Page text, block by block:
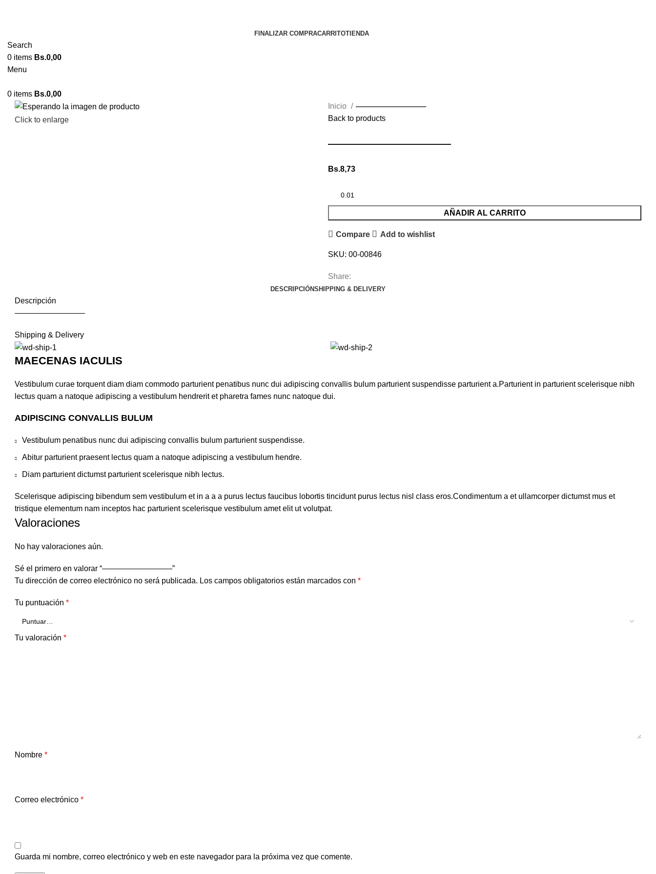
FINALIZAR COMPRACARRITOTIENDA
Search
0 items Bs.0,00
Menu
0 items Bs.0,00
Click to enlarge
Inicio
—————————
Back to products
—————————
Bs.8,73
AÑADIR AL CARRITO
Compare Add to wishlist
SKU: 00-00846
Share:
DESCRIPCIÓNSHIPPING & DELIVERY
Descripción
—————————
Shipping & Delivery
MAECENAS IACULIS
Vestibulum curae torquent diam diam commodo parturient penatibus nunc dui adipiscing convallis bulum parturient suspendisse parturient a.Parturient in parturient scelerisque nibh
lectus quam a natoque adipiscing a vestibulum hendrerit et pharetra fames nunc natoque dui.
ADIPISCING CONVALLIS BULUM
Vestibulum penatibus nunc dui adipiscing convallis bulum parturient suspendisse.
Abitur parturient praesent lectus quam a natoque adipiscing a vestibulum hendre.
Diam parturient dictumst parturient scelerisque nibh lectus.
Scelerisque adipiscing bibendum sem vestibulum et in a a a purus lectus faucibus lobortis tincidunt purus lectus nisl class eros.Condimentum a et ullamcorper dictumst mus et
tristique elementum nam inceptos hac parturient scelerisque vestibulum amet elit ut volutpat.
Valoraciones
No hay valoraciones aún.
Sé el primero en valorar “—————————”
Tu dirección de correo electrónico no será publicada. Los campos obligatorios están marcados con *
Tu puntuación *
Tu valoración *
Nombre *
Correo electrónico *
Guarda mi nombre, correo electrónico y web en este navegador para la próxima vez que comente.